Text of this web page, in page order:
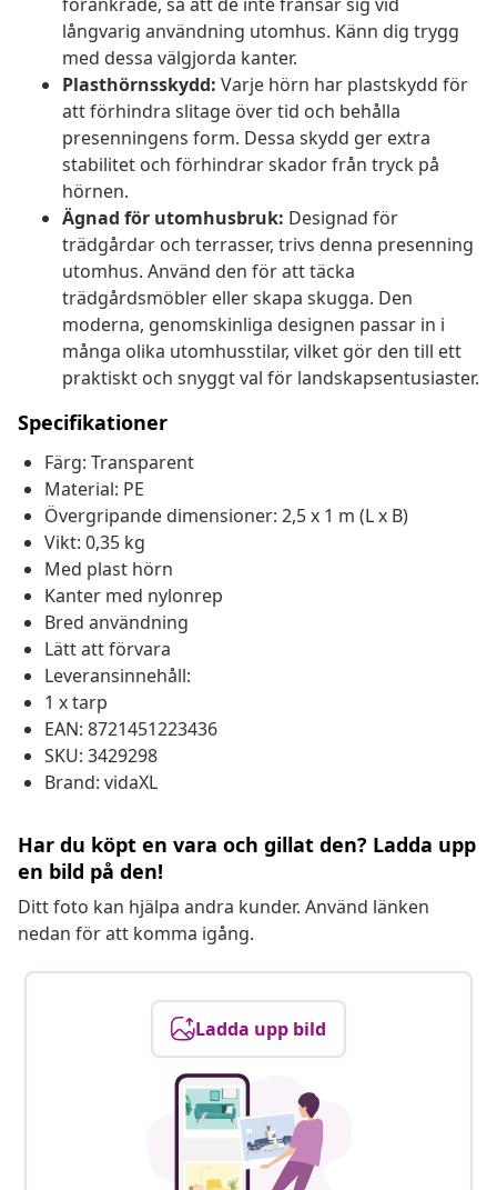
långvarig användning utomhus. Känn dig trygg
med dessa välgjorda kanter.
Plasthörnsskydd: Varje hörn har plastskydd för
att förhindra slitage över tid och behålla
presenningens form. Dessa skydd ger extra
stabilitet och förhindrar skador från tryck på
hörnen.
Ägnad för utomhusbruk: Designad för
trädgårdar och terrasser, trivs denna presenning
utomhus. Använd den för att täcka
trädgårdsmöbler eller skapa skugga. Den
moderna, genomskinliga designen passar in i
många olika utomhusstilar, vilket gör den till ett
praktiskt och snyggt val för landskapsentusiaster.
Specifikationer
Färg: Transparent
Material: PE
Övergripande dimensioner: 2,5 x 1 m (L x B)
Vikt: 0,35 kg
Med plast hörn
Kanter med nylonrep
Bred användning
Lätt att förvara
Leveransinnehåll:
1 x tarp
EAN: 8721451223436
SKU: 3429298
Brand: vidaXL
Har du köpt en vara och gillat den? Ladda upp
en bild på den!
Ditt foto kan hjälpa andra kunder. Använd länken
nedan för att komma igång.
Ladda upp bild